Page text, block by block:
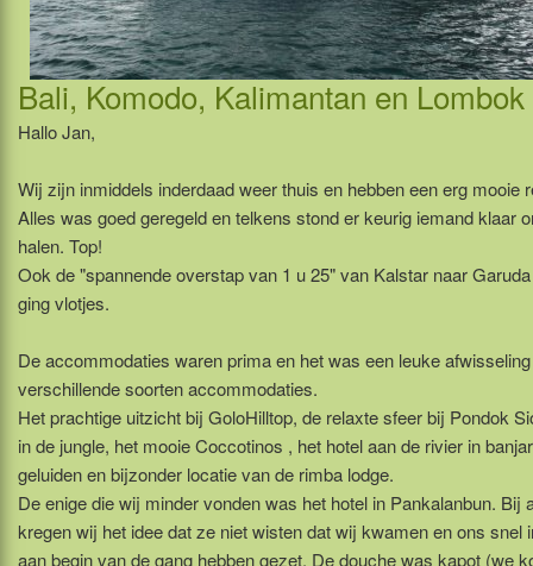
Bali, Komodo, Kalimantan en Lombok
Hallo Jan,
Wij zijn inmiddels inderdaad weer thuis en hebben een erg mooie
Alles was goed geregeld en telkens stond er keurig iemand klaar
halen. Top!
Ook de "spannende overstap van 1 u 25" van Kalstar naar
ging vlotjes.
De accommodaties waren prima en het was een leuke
verschillende soorten accommodaties.
Het prachtige uitzicht bij GoloHilltop, de relaxte sfeer bij Pondok
in de jungle, het mooie Coccotinos , het hotel aan de rivier in
geluiden en bijzonder locatie van de rimba lodge.
De enige die wij minder vonden was het hotel in Pankalanbun. Bij
kregen wij het idee dat ze niet wisten dat wij kwamen en ons snel
aan begin van de gang hebben gezet. De douche was kapot (we